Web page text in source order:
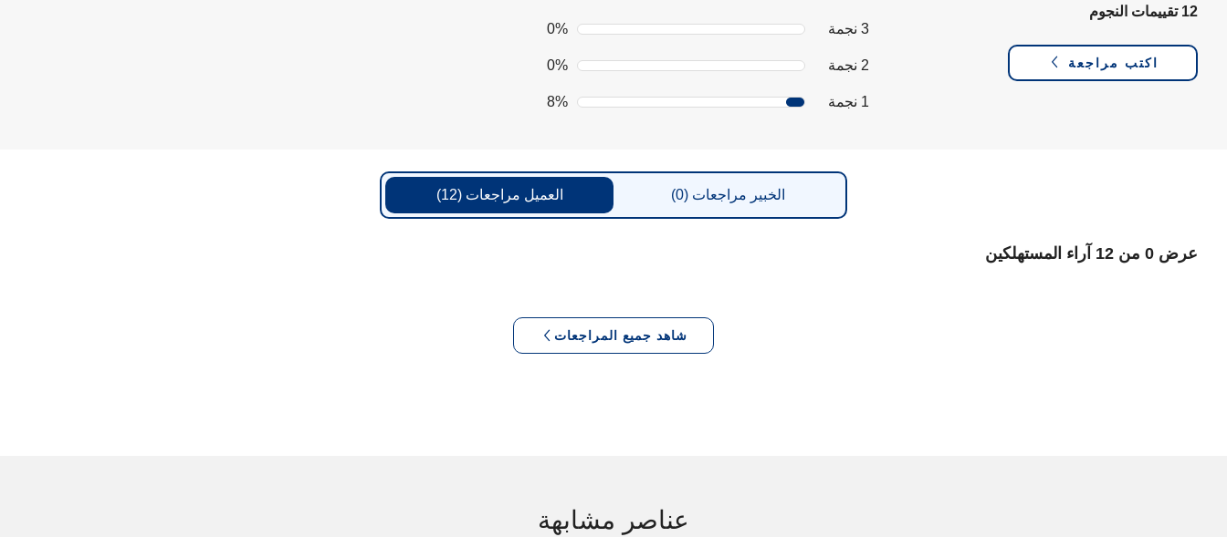
12 تقييمات النجوم
اكتب مراجعة
3 نجمة 0%
2 نجمة 0%
1 نجمة 8%
العميل مراجعات (12) الخبير مراجعات (0)
عرض 0 من 12 آراء المستهلكين
شاهد جميع المراجعات
عناصر مشابهة